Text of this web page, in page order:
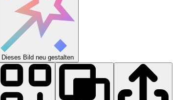
Dieses Bild neu gestalten